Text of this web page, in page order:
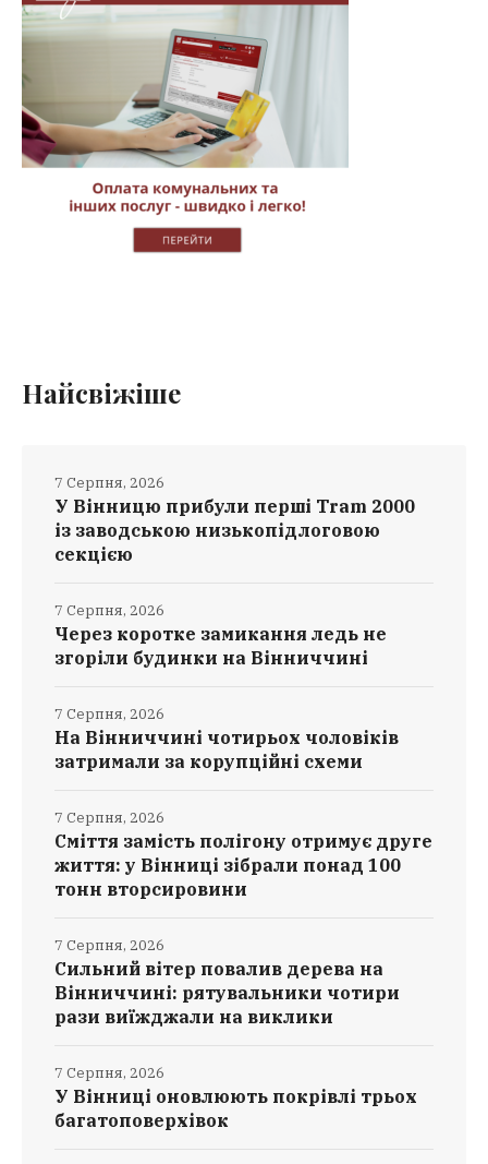
Найсвіжіше
У Вінницю прибули перші Tram 2000
із заводською низькопідлоговою
секцією
7 Серпня, 2026
Через коротке замикання ледь не
згоріли будинки на Вінниччині
7 Серпня, 2026
На Вінниччині чотирьох чоловіків
затримали за корупційні схеми
7 Серпня, 2026
Сміття замість полігону отримує друге
життя: у Вінниці зібрали понад 100
тонн вторсировини
7 Серпня, 2026
Сильний вітер повалив дерева на
Вінниччині: рятувальники чотири
рази виїжджали на виклики
7 Серпня, 2026
У Вінниці оновлюють покрівлі трьох
багатоповерхівок
7 Серпня, 2026